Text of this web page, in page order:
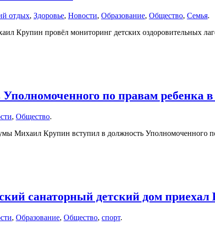
отдых, Здоровье, Новости, Образование, Общество, Семья.
Крупин провёл мониторинг детских оздоровительных
по правам ребенка
, Общество.
Михаил Крупин вступил в должность Уполномоченного
санаторный детский дом приехал
, Образование, Общество, спорт.